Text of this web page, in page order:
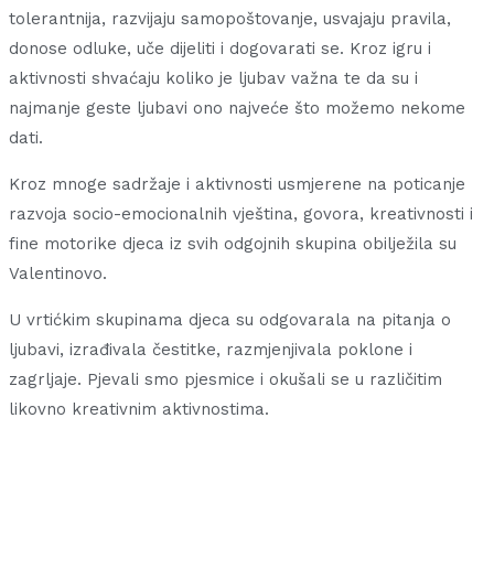
tolerantnija, razvijaju samopoštovanje, usvajaju pravila,
donose odluke, uče dijeliti i dogovarati se. Kroz igru i
aktivnosti shvaćaju koliko je ljubav važna te da su i
najmanje geste ljubavi ono najveće što možemo nekome
dati.
Kroz mnoge sadržaje i aktivnosti usmjerene na poticanje
razvoja socio-emocionalnih vještina, govora, kreativnosti i
fine motorike djeca iz svih odgojnih skupina obilježila su
Valentinovo.
U vrtićkim skupinama djeca su odgovarala na pitanja o
ljubavi, izrađivala čestitke, razmjenjivala poklone i
zagrljaje. Pjevali smo pjesmice i okušali se u različitim
likovno kreativnim aktivnostima.